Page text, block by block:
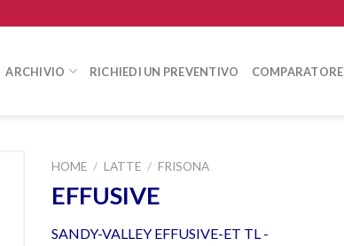
ARCHIVIO RICHIEDI UN PREVENTIVO COMPARATORE
HOME / LATTE / FRISONA
EFFUSIVE
SANDY-VALLEY EFFUSIVE-ET TL -